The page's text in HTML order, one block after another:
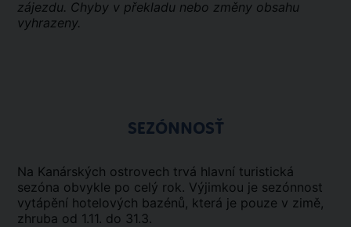
zájezdu. Chyby v překladu nebo změny obsahu
vyhrazeny.
SEZÓNNOSŤ
Na Kanárských ostrovech trvá hlavní turistická
sezóna obvykle po celý rok. Výjimkou je sezónnost
vytápění hotelových bazénů, která je pouze v zimě,
zhruba od 1.11. do 31.3.